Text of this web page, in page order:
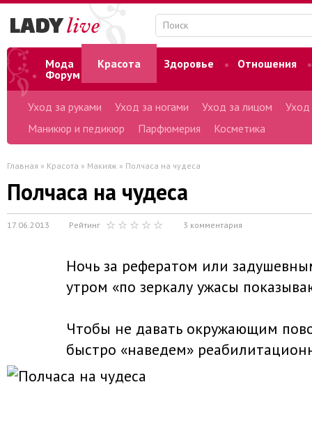
Мода Красота Здоровье
Отношения
Форум
Уход за руками Уход за ногами Уход за лицом
Уход
Маникюр и педикюр
Парфюмерия Косметика
Главная » Красота » Макияж » Полчаса на чудеса
Полчаса на чудеса
17.06.2013 Рейтинг 3 комментария
Ночь за рефератом или
утром «по зеркалу ужасы
Чтобы не давать окружающим
быстро «наведем»